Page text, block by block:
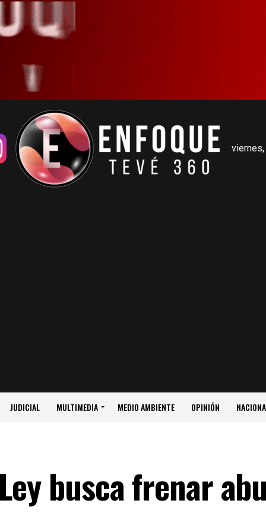
JUDICIAL MULTIMEDIA MEDIO AMBIENTE OPINIÓN
busca frenar